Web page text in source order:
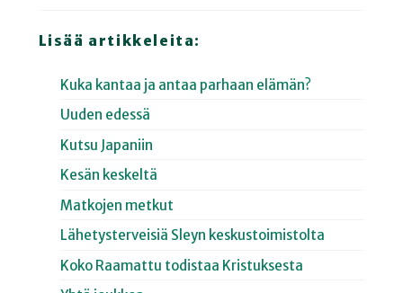
Lisää artikkeleita:
Kuka kantaa ja antaa parhaan elämän?
Uuden edessä
Kutsu Japaniin
Kesän keskeltä
Matkojen metkut
Lähetysterveisiä Sleyn keskustoimistolta
Koko Raamattu todistaa Kristuksesta